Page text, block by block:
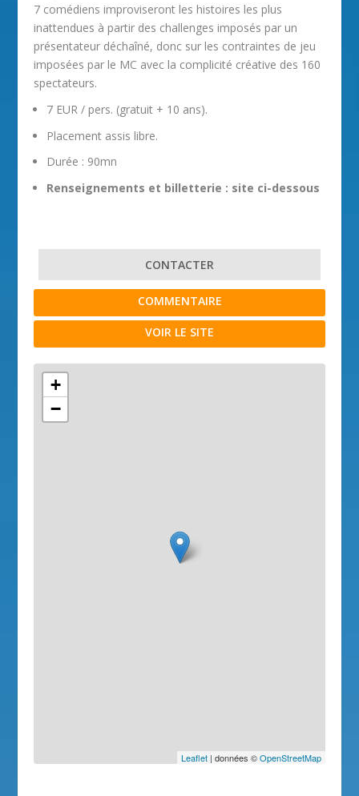
7 comédiens improviseront les histoires les plus
inattendues à partir des challenges imposés par un
présentateur déchaîné, donc sur les contraintes de jeu
imposées par le MC avec la complicité créative des 160
spectateurs.
7 EUR / pers. (gratuit + 10 ans).
Placement assis libre.
Durée : 90mn
Renseignements et billetterie : site ci-dessous
CONTACTER
COMMENTAIRE
VOIR LE SITE
+
−
Leaflet| données ©OpenStreetMap